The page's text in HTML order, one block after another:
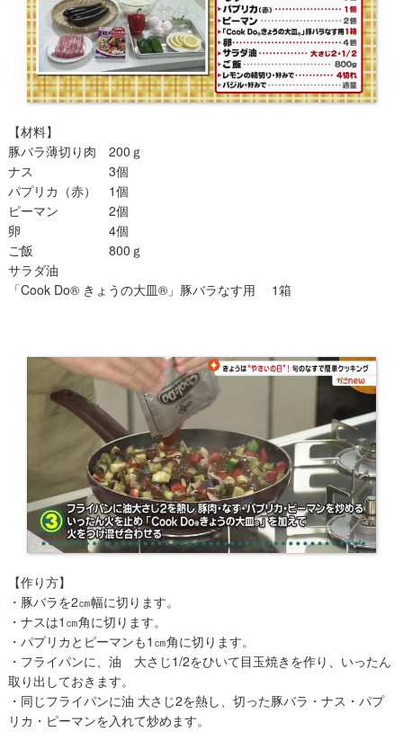
【材料】
豚バラ薄切り肉 200ｇ
ナス 3個
パプリカ（赤） 1個
ピーマン 2個
卵 4個
ご飯 800ｇ
サラダ油
「Cook Do® きょうの大皿®」豚バラなす用 1箱
【作り方】
・豚バラを2㎝幅に切ります。
・ナスは1㎝角に切ります。
・パプリカとピーマンも1㎝角に切ります。
・フライパンに、油 大さじ1/2をひいて目玉焼きを作り、いったん
取り出しておきます。
・同じフライパンに油 大さじ2を熱し、切った豚バラ・ナス・パプ
リカ・ピーマンを入れて炒めます。